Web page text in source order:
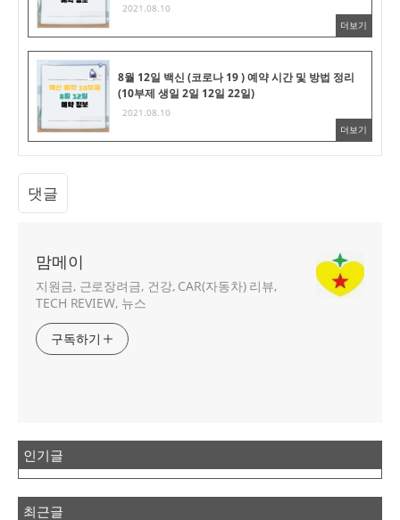
2021.08.10
더보기
8월 12일 백신 (코로나 19 ) 예약 시간 및 방법 정리
(10부제 생일 2일 12일 22일)
2021.08.10
더보기
댓글
맘메이
지원금, 근로장려금, 건강, CAR(자동차) 리뷰,
TECH REVIEW, 뉴스
구독하기
인기글
최근글